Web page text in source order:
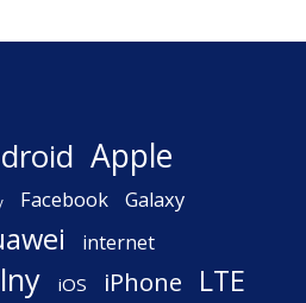
Apple
Facebook Galaxy
internet
iOS iPhone LTE